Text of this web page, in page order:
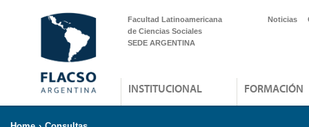
Facultad Latinoamericana
de Ciencias Sociales
SEDE ARGENTINA
Noticias
INSTITUCIONAL FORMACIÓN